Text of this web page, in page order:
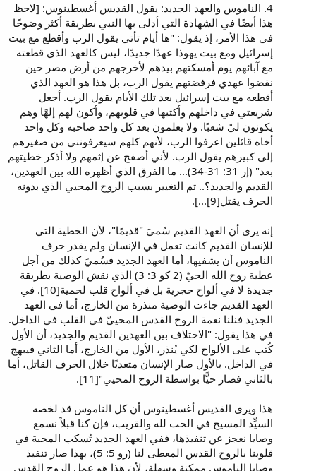
4. الناموس والعهد الجديد: يقول القديس أغسطينوس: [لاحظ
هذا أيضًا في الشهادة التي أدلى بها النبي بطريقة أكثر وضوحًا
في هذا الأمر، إذ يقول: "ها أيام تأتي يقول الرب وأقطع مع بيت
إسرائيل ومع بيت يهوذا عهدًا جديدًا، ليس كالعهد الذي قطعته
مع آبائهم يوم أمسكتهم بيدهم لأخرجهم من أرض مصر حين
نقضوا عهدي فرفضتهم يقول الرب، بل هذا هو العهد الذي
أقطعه مع بيت إسرائيل بعد تلك الأيام يقول الرب. أجعل
شريعتي في داخلهم وأكتبها في قلوبهم، وأكون لهم إلهًا وهم
يكونون ليّ شعبًا. ولا يعلمون بعد كل واحد صاحبه وكل واحد
أخاه قائلين اعرفوا الرب، لأنهم كلهم سيعرفونني من صغيرهم
إلى كبيرهم يقول الرب. لأني أصفح عن إثمهم ولا أذكر خطيتهم
بعد" (إر 31: 31-34)... ما الفرق الذي أظهره الله بين العهدين،
القديم والجديد؟.. تم التغيير بسبب الروح المحيي الذي بدونه
الحرف يقتل[9]...].
إنه يرى أن العهد القديم سُميَ "قديمًا"، لأن الخطية التي
للإنسان القديم كانت تعمل في الإنسان ولم يقدر حرف
الناموس أن يشفيها، أما العهد الجديد فسُميَ كذلك من أجل
عطية روح الله الحيّ (2 كو 3: 3) الذي نقش الوصية بطريقة
جديدة لا في ألواح حجرية بل في ألواح قلب لحمية[10]. في
العهد القديم جاءت الوصية منذرة من الخارج، أما في العهد
الجديد فنلنا نعمة الروح القدس المحييّ في القلب في الداخل.
في هذا يقول: "الاختلاف بين العهدين القديم والجديد، أن الأول
كُتب على الألواح لكي يُنذر، الأول من الخارج، أما الثاني فيبهج
في الداخل. بالأول صار الإنسان متعديًا خلال الحرف القاتل، أما
بالثاني فصار حيًّا بواسطة الروح المحيي"[11].
هذا ويرى القديس أغسطينوس أن كل الناموس قد لخصه
السيِّد المسيح في الحب لله والقريب، فإن كنا قبلاً نسمع
وصايا نعجز عن تنفيذها، ففي العهد الجديد تُسكب المحبة في
قلوبنا بالروح القدس المعطى لنا (رو 5: 5)، بهذا صار تنفيذ
وصايا الناموس ممكنة وسهلة، لأن هذا هو عمل الروح القدس